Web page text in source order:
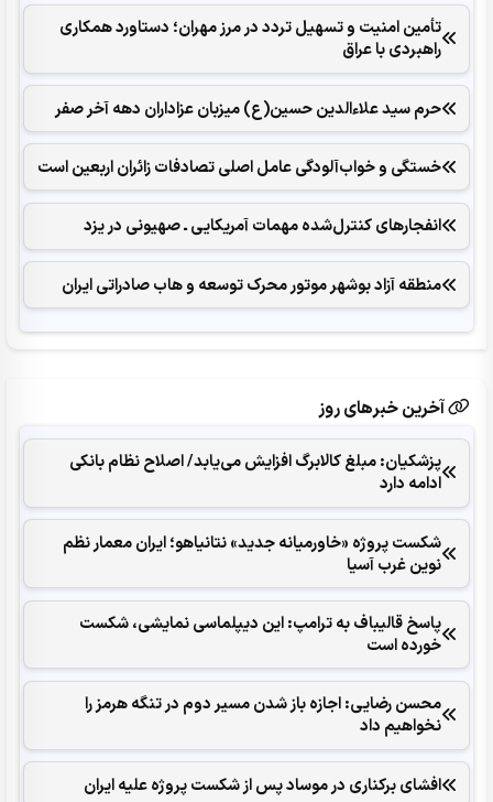
تأمین امنیت و تسهیل تردد در مرز مهران؛ دستاورد همکاری‌
راهبردی با عراق
حرم سید علاءالدین حسین(ع) میزبان عزاداران دهه آخر صفر
خستگی و خواب‌آلودگی عامل اصلی تصادفات زائران اربعین است
انفجارهای ‌کنترل‌شده ‌مهمات آمریکایی ـ صهیونی در یزد
منطقه آزاد بوشهر موتور محرک توسعه و هاب صادراتی ایران
آخرین خبرهای روز
پزشکیان: مبلغ کالابرگ افزایش می‌یابد/ اصلاح نظام بانکی
ادامه دارد
شکست پروژه «خاورمیانه جدید» نتانیاهو؛ ایران معمار نظم
نوین غرب آسیا
پاسخ قالیباف به ترامپ: این دیپلماسی نمایشی، شکست
خورده است
محسن رضایی: اجازه باز شدن مسیر دوم در تنگه هرمز را
نخواهیم داد
افشای برکناری در موساد پس از شکست پروژه علیه ایران